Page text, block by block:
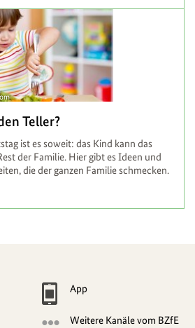
Teller?
ist es soweit: das Kind kann das
der Familie. Hier gibt es Ideen und
die der ganzen Familie schmecken.
App
Weitere Kanäle vom BZfE